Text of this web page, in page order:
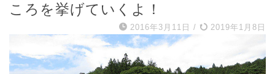
ころを挙げていくよ！
2016年3月11日 / 2019年1月8日